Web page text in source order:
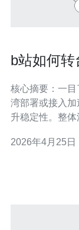
b站如何
核心摘要：一
湾部署或接入
升稳定性。整
GeoDNS/
2026年4月25日